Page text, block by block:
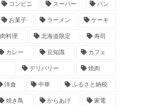
コンビニ スーパー パン
お菓子 ラーメン ケーキ
肉料理 北海道限定 寿司
カレー 豆知識 カフェ
デリバリー 焼肉
洋食 中華 ふるさと納税
焼き鳥 からあげ 家電